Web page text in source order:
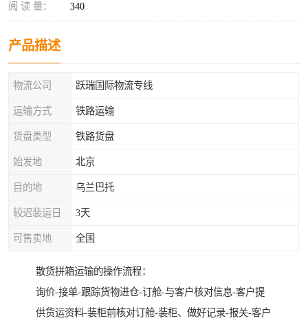
阅 读 量： 340
产品描述
物流公司 跃瑞国际物流专线
运输方式 铁路运输
货盘类型 铁路货盘
始发地 北京
目的地 乌兰巴托
较迟装运日 3天
可售卖地 全国
散货拼箱运输的操作流程：
询价-接单-跟踪货物进仓-订舱-与客户核对信息-客户提
供货运资料-装柜前核对订舱-装柜、做好记录-报关-客户